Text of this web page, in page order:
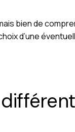
bien de
d’une